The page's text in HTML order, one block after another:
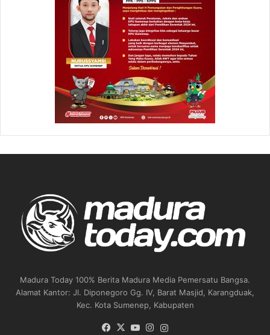
Madura Today 100% Berita Madura Media Pemersatu Bangsa.
Alamat Kantor: Jl. Diponegoro Gg. IV, Barat Masjid, Karangduak,
Kec. Kota Sumenep, Kabupaten
Facebook
X YouTubeInstagram